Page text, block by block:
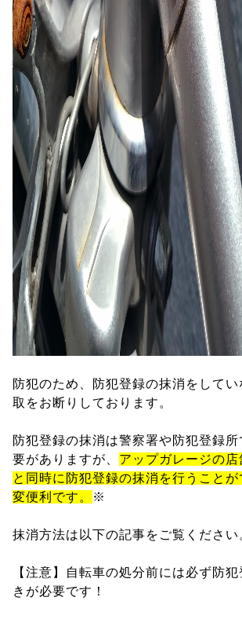
防犯のため、防犯登録の抹消をして
取をお断りしております。
防犯登録の抹消は警察署や防犯登録
要がありますが、 アップガレージの
と同時に防犯登録の抹消を行うこと
変便利です。
※
抹消方法は以下の記事をご覧ください
【注意】自転車の処分前には必ず防
きが必要です！